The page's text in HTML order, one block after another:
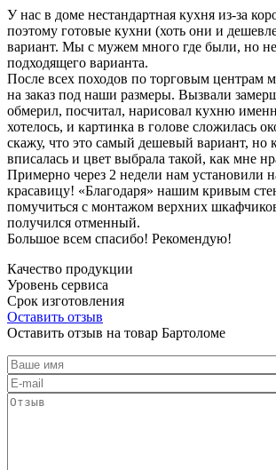
У нас в доме нестандартная кухня из-за
поэтому готовые кухни (хоть они и
вариант. Мы с мужем много где были, но
подходящего варианта.
После всех походов по торговым центрам
на заказ под наши размеры. Вызвали
обмерил, посчитал, нарисовал кухню
хотелось, и картинка в голове сложилась
скажу, что это самый дешевый вариант, но
вписалась и цвет выбрала такой, как мне
Примерно через 2 недели нам установили
красавицу! «Благодаря» нашим кривым
помучиться с монтажом верхних
получился отменный.
Большое всем спасибо! Рекомендую!
Качество продукции
Уровень сервиса
Срок изготовления
Оставить отзыв
Оставить отзыв на товар Бартоломе